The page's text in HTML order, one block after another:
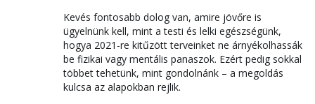
Kevés fontosabb dolog van, amire jövőre is
ügyelnünk kell, mint a testi és lelki egészségünk,
hogya 2021-re kitűzött terveinket ne árnyékolhassák
be fizikai vagy mentális panaszok. Ezért pedig sokkal
többet tehetünk, mint gondolnánk – a megoldás
kulcsa az alapokban rejlik.